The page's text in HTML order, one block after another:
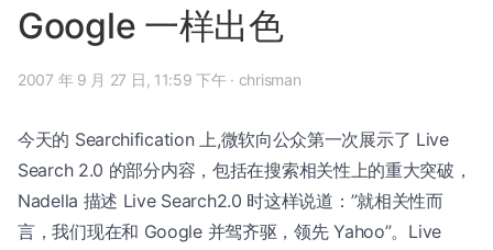
Google 一样出色
2007 年 9 月 27 日, 11:59 下午 · chrisman
今天的 Searchification 上,微软向公众第一次展示了 Live
Search 2.0 的部分内容，包括在搜索相关性上的重大突破，
Nadella 描述 Live Search2.0 时这样说道：”就相关性而
言，我们现在和 Google 并驾齐驱，领先 Yahoo”。Live